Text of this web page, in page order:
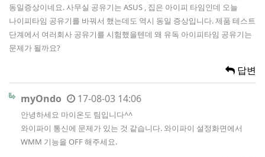
동일증상이네요. 사무실 공유기는 ASUS , 집은 아이피 타임인데 오늘
나이피타임 공유기를 바꿔서 했는데도 역시 동일 증상입니다. 제품 테스트
단계에서 여러회사 공유기를 시험했을텐데 왜 유독 아이피타임 공유기는
문제가 될까요?
답변
myOndo 17-08-03 14:06
안녕하세요 마이온도 팀입니다^^
와이파이 통신에 문제가 있는 것 같습니다. 와이파이 설정화면에서
WMM 기능을 OFF 해주세요.